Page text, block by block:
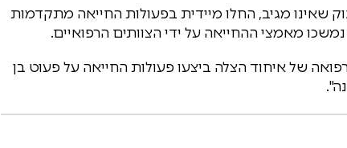
שאינו מגיב, החלו מיידית בפעולות החייאה מתקדמות
נמשכו מאמצי ההחייאה על ידי הצוותים הרפואיים.
של איחוד הצלה ביצעו פעולות החייאה על פעוט בן